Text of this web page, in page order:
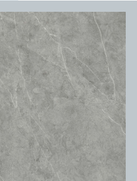
THƯ
TIN SỰ KIỆN
TIN CHUYÊN MÔN
LIÊN HỆ - TƯ